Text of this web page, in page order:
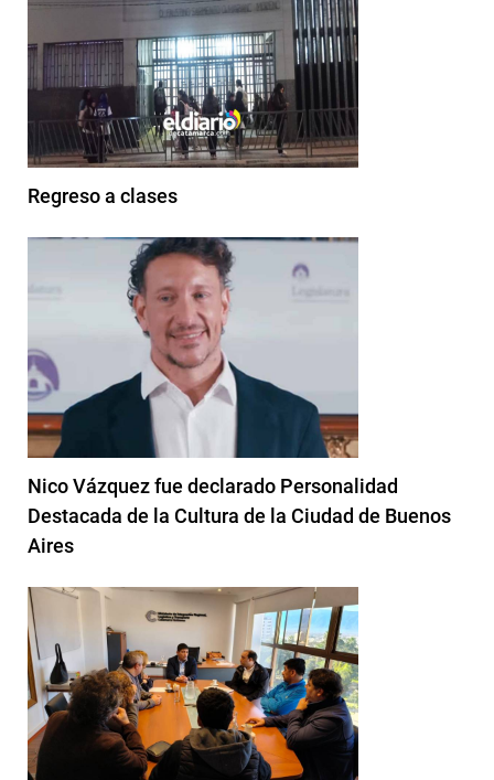
Regreso a clases
Nico Vázquez fue declarado Personalidad
Destacada de la Cultura de la Ciudad de Buenos
Aires